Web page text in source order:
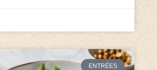
ENTRÉES